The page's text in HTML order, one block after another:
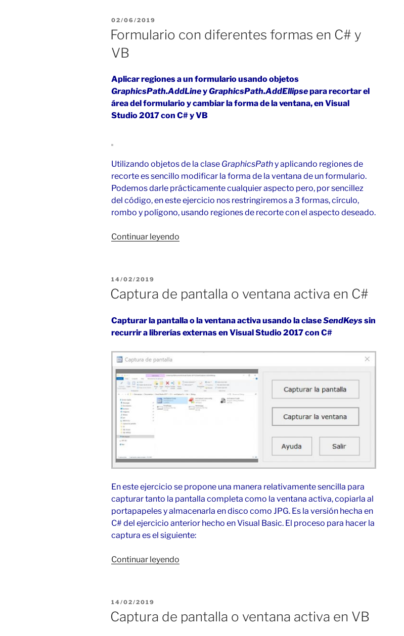
y
PUBLICADO
EL
02/06/2019
Formulario con diferentes formas en C# y
VB
Aplicar regiones a un formulario usando objetos
GraphicsPath.AddLineyGraphicsPath.AddEllipsepara recortar el
área del formulario y cambiar la forma de la ventana, en Visual
Studio 2017 con C# y VB
Utilizando objetos de la clase GraphicsPathy aplicando regiones de
recorte es sencillo modificar la forma de la ventana de un formulario.
Podemos darle prácticamente cualquier aspecto pero, por sencillez
del código, en este ejercicio nos restringiremos a 3 formas, círculo,
rombo y polígono, usando regiones de recorte con el aspecto deseado.
Continuar leyendo
C#
VB»
PUBLICADO
EL
14/02/2019
Captura de pantalla o ventana activa en C#
Capturar la pantalla o la ventana activa usando la claseSendKeys sin
recurrir a librerías externas en Visual Studio 2017 con C#
En este ejercicio se propone una manera relativamente sencilla para
capturar tanto la pantalla completa como la ventana activa, copiarla al
portapapeles y almacenarla en disco como JPG. Es la versión hecha en
C# del ejercicio anterior hecho en Visual Basic. El proceso para hacer la
captura es el siguiente:
Continuar leyendo
activa
PUBLICADO
EL
14/02/2019
Captura de pantalla o ventana activa en VB